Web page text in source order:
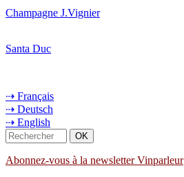
Champagne J.Vignier
Santa Duc
⇢ Français
⇢ Deutsch
⇢ English
Abonnez-vous à la newsletter Vinparleur